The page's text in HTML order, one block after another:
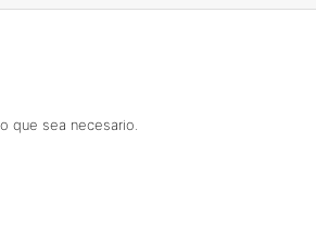
que sea necesario.